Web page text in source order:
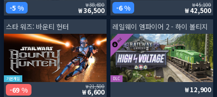
5 % 38,600
36,500 6 % 45,100
42,500
스타 워즈: 바운티 헌터
기본게임
69 % 21,500
6,600
레일웨이 엠파이어 2 - 하이 볼티지
DLC
12,900